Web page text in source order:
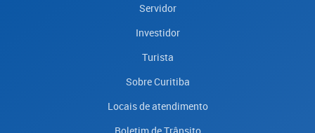
Servidor
Investidor
Turista
Sobre Curitiba
Locais de atendimento
Boletim de Trânsito